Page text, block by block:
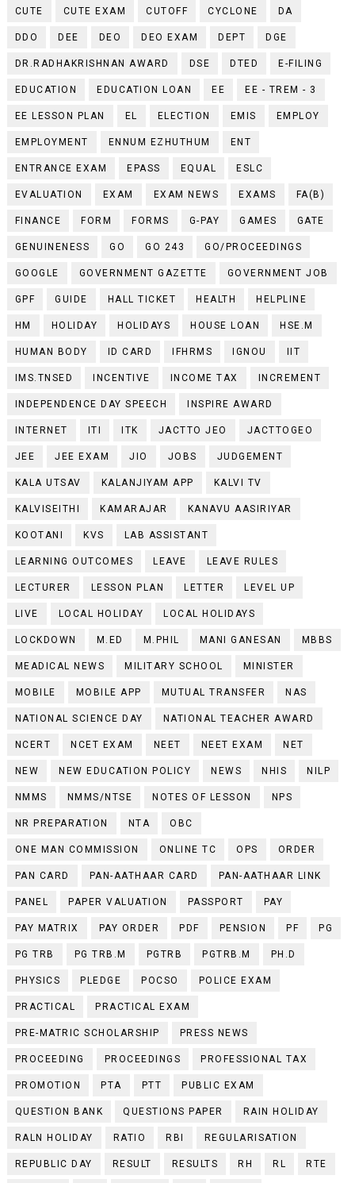
CUTE CUTE EXAM CUTOFF CYCLONE DA
DDO DEE DEO DEO EXAM DEPT DGE
DR.RADHAKRISHNAN AWARD DSE DTED E-FILING
EDUCATION EDUCATION LOAN EE EE - TREM - 3
EE LESSON PLAN EL ELECTION EMIS EMPLOY
EMPLOYMENT ENNUM EZHUTHUM ENT
ENTRANCE EXAM EPASS EQUAL ESLC
EVALUATION EXAM EXAM NEWS EXAMS FA(B)
FINANCE FORM FORMS G-PAY GAMES GATE
GENUINENESS GO GO 243 GO/PROCEEDINGS
GOOGLE GOVERNMENT GAZETTE GOVERNMENT JOB
GPF GUIDE HALL TICKET HEALTH HELPLINE
HM HOLIDAY HOLIDAYS HOUSE LOAN HSE.M
HUMAN BODY ID CARD IFHRMS IGNOU IIT
IMS.TNSED INCENTIVE INCOME TAX INCREMENT
INDEPENDENCE DAY SPEECH INSPIRE AWARD
INTERNET ITI ITK JACTTO JEO JACTTOGEO
JEE JEE EXAM JIO JOBS JUDGEMENT
KALA UTSAV KALANJIYAM APP KALVI TV
KALVISEITHI KAMARAJAR KANAVU AASIRIYAR
KOOTANI KVS LAB ASSISTANT
LEARNING OUTCOMES LEAVE LEAVE RULES
LECTURER LESSON PLAN LETTER LEVEL UP
LIVE LOCAL HOLIDAY LOCAL HOLIDAYS
LOCKDOWN M.ED M.PHIL MANI GANESAN MBBS
MEADICAL NEWS MILITARY SCHOOL MINISTER
MOBILE MOBILE APP MUTUAL TRANSFER NAS
NATIONAL SCIENCE DAY NATIONAL TEACHER AWARD
NCERT NCET EXAM NEET NEET EXAM NET
NEW NEW EDUCATION POLICY NEWS NHIS NILP
NMMS NMMS/NTSE NOTES OF LESSON NPS
NR PREPARATION NTA OBC
ONE MAN COMMISSION ONLINE TC OPS ORDER
PAN CARD PAN-AATHAAR CARD PAN-AATHAAR LINK
PANEL PAPER VALUATION PASSPORT PAY
PAY MATRIX PAY ORDER PDF PENSION PF PG
PG TRB PG TRB.M PGTRB PGTRB.M PH.D
PHYSICS PLEDGE POCSO POLICE EXAM
PRACTICAL PRACTICAL EXAM
PRE-MATRIC SCHOLARSHIP PRESS NEWS
PROCEEDING PROCEEDINGS PROFESSIONAL TAX
PROMOTION PTA PTT PUBLIC EXAM
QUESTION BANK QUESTIONS PAPER RAIN HOLIDAY
RALN HOLIDAY RATIO RBI REGULARISATION
REPUBLIC DAY RESULT RESULTS RH RL RTE